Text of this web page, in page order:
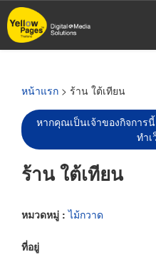
ข้าม
ไป
หน้าแรก > ร้าน ใต้เทียน
หากคุณเป็นเจ้าของกิจการ
ทำ
ร้าน ใต้เทียน
หมวดหมู่ :ไม้กวาด
ที่อยู่